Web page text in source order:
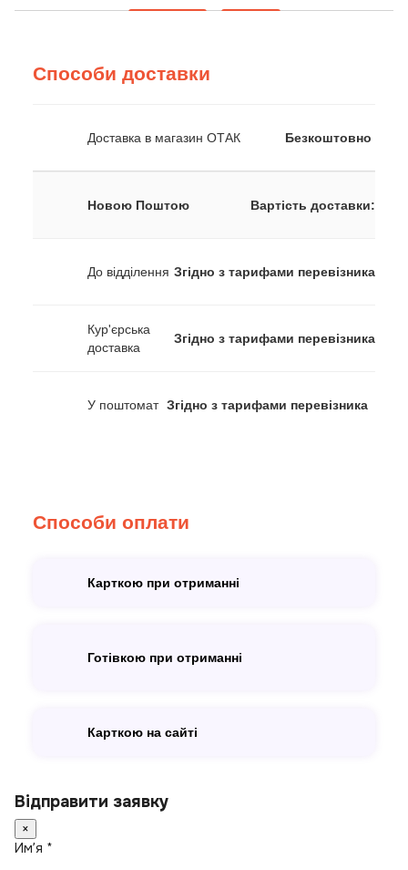
Способи доставки
Доставка в магазин ОТАК Безкоштовно
Новою Поштою Вартість доставки:
До відділення Згідно з тарифами перевізника
Кур'єрська
доставка
Згідно з тарифами перевізника
У поштомат Згідно з тарифами перевізника
Способи оплати
Карткою при отриманні
Готівкою при отриманні
Карткою на сайті
Відправити заявку
×
Имʼя *